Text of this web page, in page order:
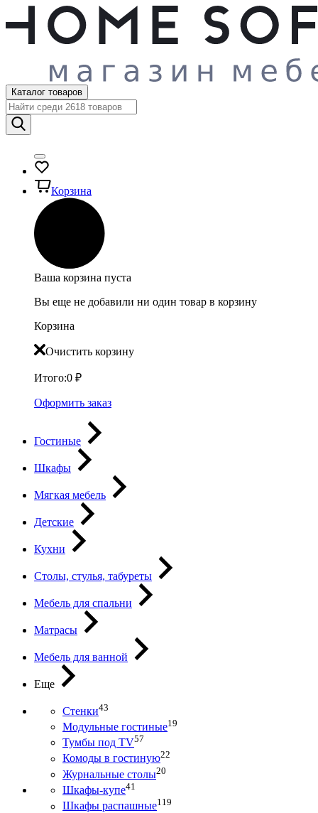
Каталог товаров
Корзина
Ваша корзина пуста
Вы еще не добавили ни один товар в корзину
Корзина
Очистить корзину
Итого:0 ₽
Оформить заказ
Гостиные
Шкафы
Мягкая мебель
Детские
Кухни
Столы, стулья, табуреты
Мебель для спальни
Матрасы
Мебель для ванной
Еще
Стенки43
Модульные гостиные19
Тумбы под ТV57
Комоды в гостиную22
Журнальные столы20
Шкафы-купе41
Шкафы распашные119